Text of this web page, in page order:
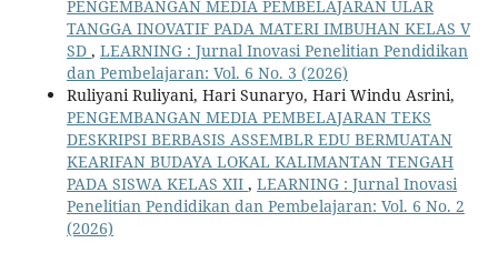
PENGEMBANGAN MEDIA PEMBELAJARAN ULAR
TANGGA INOVATIF PADA MATERI IMBUHAN KELAS V
SD , LEARNING : Jurnal Inovasi Penelitian Pendidikan
dan Pembelajaran: Vol. 6 No. 3 (2026)
Ruliyani Ruliyani, Hari Sunaryo, Hari Windu Asrini,
PENGEMBANGAN MEDIA PEMBELAJARAN TEKS
DESKRIPSI BERBASIS ASSEMBLR EDU BERMUATAN
KEARIFAN BUDAYA LOKAL KALIMANTAN TENGAH
PADA SISWA KELAS XII , LEARNING : Jurnal Inovasi
Penelitian Pendidikan dan Pembelajaran: Vol. 6 No. 2
(2026)